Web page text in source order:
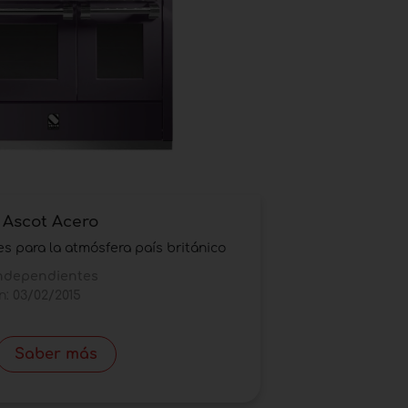
Acero
para la atmósfera país británico
Saber más